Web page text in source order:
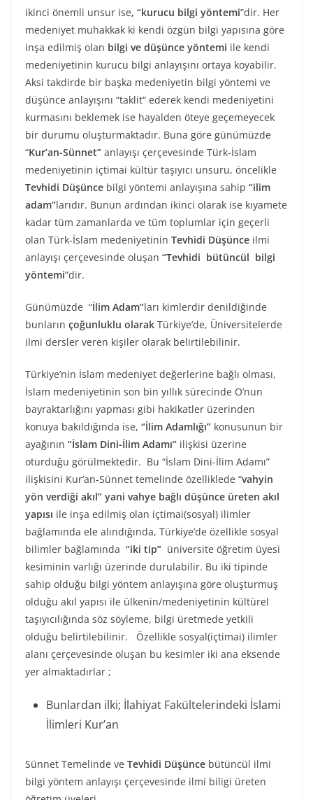
ikinci önemli unsur ise, “kurucu bilgi yöntemi”dir. Her
medeniyet muhakkak ki kendi özgün bilgi yapısına göre
inşa edilmiş olan bilgi ve düşünce yöntemi ile kendi
medeniyetinin kurucu bilgi anlayışını ortaya koyabilir.
Aksi takdirde bir başka medeniyetin bilgi yöntemi ve
düşünce anlayışını “taklit“ ederek kendi medeniyetini
kurmasını beklemek ise hayalden öteye geçemeyecek
bir durumu oluşturmaktadır. Buna göre günümüzde
“Kur’an-Sünnet” anlayışı çerçevesinde Türk-İslam
medeniyetinin içtimai kültür taşıyıcı unsuru, öncelikle
Tevhidi Düşünce bilgi yöntemi anlayışına sahip “ilim
adam”larıdır. Bunun ardından ikinci olarak ise kıyamete
kadar tüm zamanlarda ve tüm toplumlar için geçerli
olan Türk-İslam medeniyetinin Tevhidi Düşünce ilmi
anlayışı çerçevesinde oluşan “Tevhidi bütüncül bilgi
yöntemi”dir.
Günümüzde “İlim Adam”ları kimlerdir denildiğinde
bunların çoğunluklu olarak Türkiye’de, Üniversitelerde
ilmi dersler veren kişiler olarak belirtilebilinir.
Türkiye’nin İslam medeniyet değerlerine bağlı olması,
İslam medeniyetinin son bin yıllık sürecinde O’nun
bayraktarlığını yapması gibi hakikatler üzerinden
konuya bakıldığında ise, “İlim Adamlığı” konusunun bir
ayağının “İslam Dini-İlim Adamı” ilişkisi üzerine
oturduğu görülmektedir. Bu “İslam Dini-İlim Adamı”
ilişkisini Kur’an-Sünnet temelinde özelliklede “vahyin
yön verdiği akıl” yani vahye bağlı düşünce üreten akıl
yapısı ile inşa edilmiş olan içtimai(sosyal) ilimler
bağlamında ele alındığında, Türkiye’de özellikle sosyal
bilimler bağlamında “iki tip” üniversite öğretim üyesi
kesiminin varlığı üzerinde durulabilir. Bu iki tipinde
sahip olduğu bilgi yöntem anlayışına göre oluşturmuş
olduğu akıl yapısı ile ülkenin/medeniyetinin kültürel
taşıyıcılığında söz söyleme, bilgi üretmede yetkili
olduğu belirtilebilinir. Özellikle sosyal(içtimai) ilimler
alanı çerçevesinde oluşan bu kesimler iki ana eksende
yer almaktadırlar ;
Bunlardan ilki; İlahiyat Fakültelerindeki İslami
İlimleri Kur’an
Sünnet Temelinde ve Tevhidi Düşünce bütüncül ilmi
bilgi yöntem anlayışı çerçevesinde ilmi biligi üreten